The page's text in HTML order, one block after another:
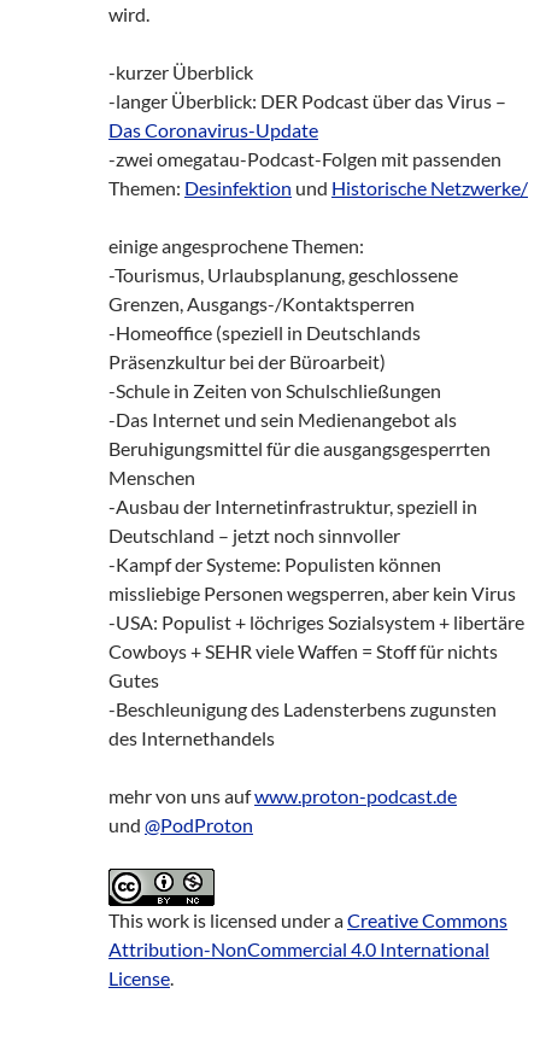
wird.
-kurzer Überblick
-langer Überblick: DER Podcast über das Virus –
Das Coronavirus-Update
-zwei omegatau-Podcast-Folgen mit passenden
Themen: Desinfektion und Historische Netzwerke/
einige angesprochene Themen:
-Tourismus, Urlaubsplanung, geschlossene
Grenzen, Ausgangs-/Kontaktsperren
-Homeoffice (speziell in Deutschlands
Präsenzkultur bei der Büroarbeit)
-Schule in Zeiten von Schulschließungen
-Das Internet und sein Medienangebot als
Beruhigungsmittel für die ausgangsgesperrten
Menschen
-Ausbau der Internetinfrastruktur, speziell in
Deutschland – jetzt noch sinnvoller
-Kampf der Systeme: Populisten können
missliebige Personen wegsperren, aber kein Virus
-USA: Populist + löchriges Sozialsystem + libertäre
Cowboys + SEHR viele Waffen = Stoff für nichts
Gutes
-Beschleunigung des Ladensterbens zugunsten
des Internethandels
mehr von uns aufwww.proton-podcast.de
und @PodProton
This work is licensed under aCreative Commons
Attribution-NonCommercial 4.0 International
License.